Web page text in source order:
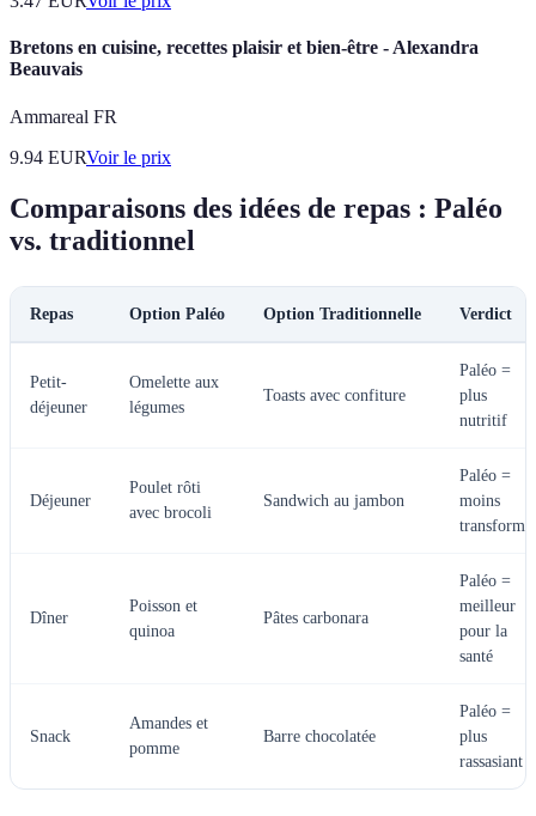
Bretons en cuisine, recettes plaisir et bien-être - Alexandra
Beauvais
Ammareal FR
9.94 EURVoir le prix
Comparaisons des idées de repas : Paléo
vs. traditionnel
Repas Option Paléo Option Traditionnelle Verdict
Petit-
déjeuner
Omelette aux
légumes
Toasts avec confiture
Paléo =
plus
nutritif
Déjeuner
Poulet rôti
avec brocoli
Sandwich au jambon
Paléo =
moins
transformé
Dîner
Poisson et
quinoa
Pâtes carbonara
Paléo =
meilleur
pour la
santé
Snack
Amandes et
pomme
Barre chocolatée
Paléo =
plus
rassasiant